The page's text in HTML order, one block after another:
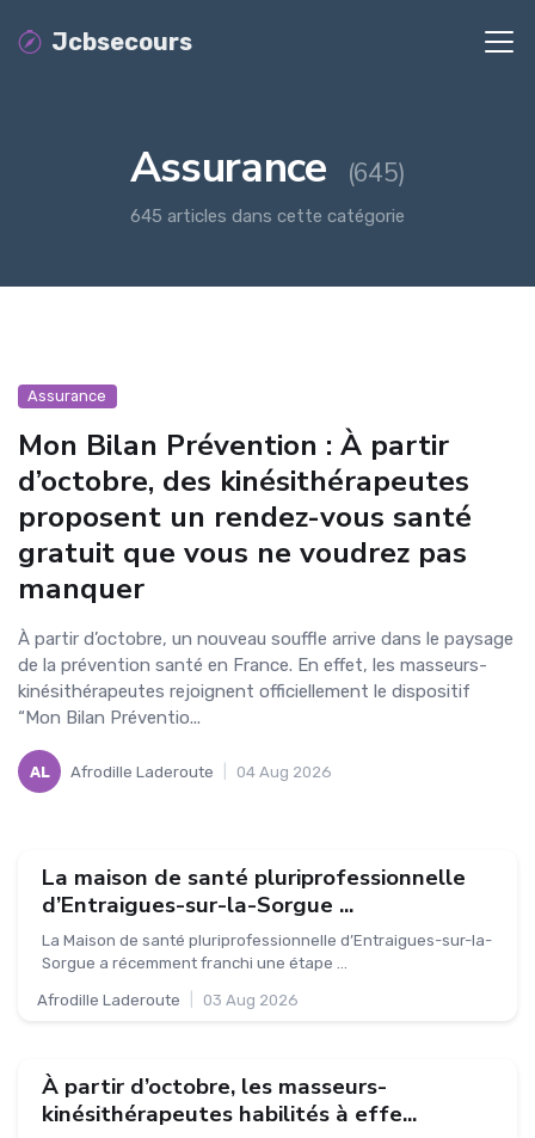
Jcbsecours
Assurance (645)
645 articles dans cette catégorie
Assurance
Mon Bilan Prévention : À partir
d’octobre, des kinésithérapeutes
proposent un rendez-vous santé
gratuit que vous ne voudrez pas
manquer
À partir d’octobre, un nouveau souffle arrive dans le paysage
de la prévention santé en France. En effet, les masseurs-
kinésithérapeutes rejoignent officiellement le dispositif
“Mon Bilan Préventio...
AL Afrodille Laderoute 04 Aug 2026
La maison de santé pluriprofessionnelle
d’Entraigues-sur-la-Sorgue ...
La Maison de santé pluriprofessionnelle d’Entraigues-sur-la-
Sorgue a récemment franchi une étape ...
Afrodille Laderoute 03 Aug 2026
À partir d’octobre, les masseurs-
kinésithérapeutes habilités à effe...